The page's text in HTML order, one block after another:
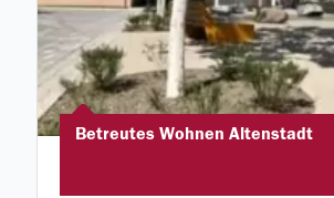
Betreutes Wohnen Altenstadt